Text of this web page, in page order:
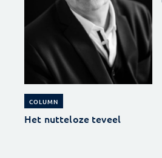
COLUMN
Het nutteloze teveel